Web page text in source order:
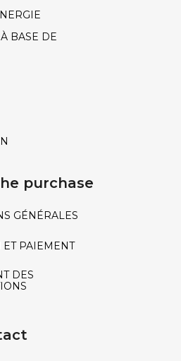
BASE DE
purchase
GÉNÉRALES
PAIEMENT
DES